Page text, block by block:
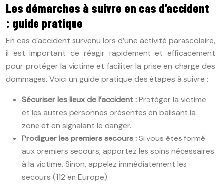
Les démarches à suivre en cas d’accident
: guide pratique
En cas d’accident survenu lors d’une activité parascolaire,
il est important de réagir rapidement et efficacement
pour protéger la victime et faciliter la prise en charge des
dommages. Voici un guide pratique des étapes à suivre :
Sécuriser les lieux de l’accident :Protéger la victime
et les autres personnes présentes en balisant la
zone et en signalant le danger.
Prodiguer les premiers secours :Si vous êtes formé
aux premiers secours, apportez les soins nécessaires
à la victime. Sinon, appelez immédiatement les
secours (112 en Europe).